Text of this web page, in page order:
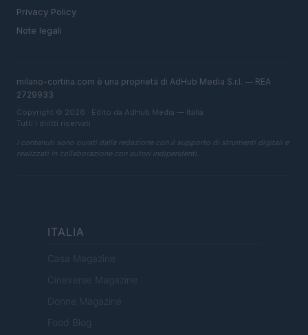
Privacy Policy
Note legali
milano-cortina.com è una proprietà di AdHub Media S.r.l. — REA
2729933
Copyright © 2026 · Edito da AdHub Media — Italia
Tutti i diritti riservati
I contenuti sono curati dalla redazione con il supporto di strumenti digitali e
realizzati in collaborazione con autori indipendenti.
ITALIA
Casa Magazine
Cineverse Magazine
Donne Magazine
Food Blog